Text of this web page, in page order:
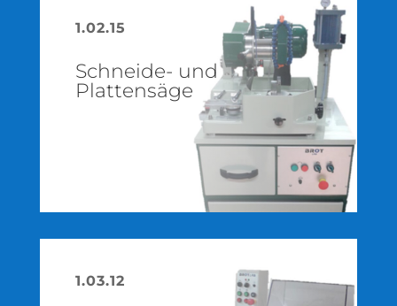
1.02.15
Schneide- und
Plattensäge
1.03.12